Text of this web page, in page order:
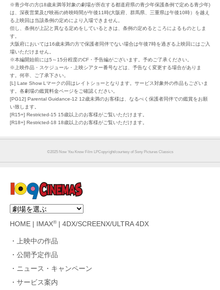
※青少年の方(18歳未満等対象の劇場が所在する都道府県の青少年保護条例で定める青少年)
は、深夜営業及び映画の終映時間が午後11時(大阪府、群馬県、三重県は午後10時）を越え
る上映回は当該条例の定めにより入場できません。
但し、条例が上記と異なる定めをしているときは、条例の定めるところによるものとしま
す。
大阪府においては16歳未満の方で保護者同伴でない場合は午後7時を過ぎる上映回にはご入
場いただけません。
※本編開始前には5～15分程度のCF・予告編がございます。予めご了承ください。
※上映作品・スケジュール・上映シアター番号などは、予告なく変更する場合がありま
す。何卒、ご了承下さい。
[L] Late Show Lマークの回はレイトショーとなります。サービス対象外の作品もございま
す。各劇場の鑑賞料金ページをご確認ください。
[PG12] Parental Guidance-12 12歳未満のお客様は、なるべく保護者同伴での鑑賞をお願
い致します。
[R15+] Restricted-15 15歳以上のお客様がご覧いただけます。
[R18+] Restricted-18 18歳以上のお客様がご覧いただけます。
©︎2025 Now You Know Film LPCopyright/courtesy of Sony Pictures Classics
HOME IMAX®| 4DX/SCREENX/ULTRA 4DX
上映中の作品
公開予定作品
ニュース・キャンペーン
サービス案内